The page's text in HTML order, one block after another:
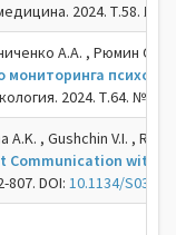
2024. Т.58. №3.
А.А. , Рюмин
мониторинга
2024. Т.64. №11.
, Gushchin V.I. ,
Communication
807. DOI: 10.1134/